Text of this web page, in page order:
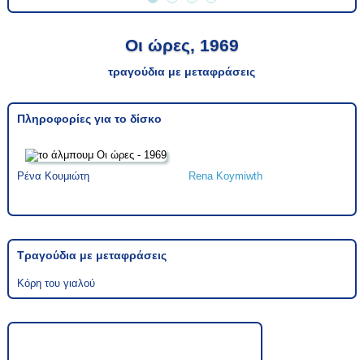
Οι ώρες, 1969
τραγούδια με μεταφράσεις
Πληροφορίες για το δίσκο
Ρένα Κουμιώτη Rena Koymiwth
Τραγούδια με μεταφράσεις
Κόρη του γιαλού